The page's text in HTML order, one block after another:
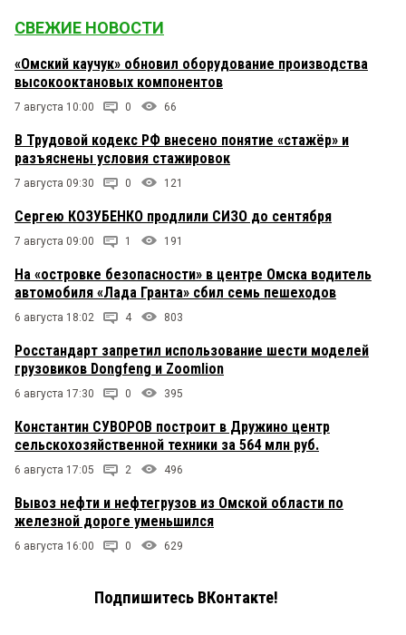
СВЕЖИЕ НОВОСТИ
«Омский каучук» обновил оборудование производства
высокооктановых компонентов
7 августа 10:00 0 66
В Трудовой кодекс РФ внесено понятие «стажёр» и
разъяснены условия стажировок
7 августа 09:30 0 121
Сергею КОЗУБЕНКО продлили СИЗО до сентября
7 августа 09:00 1 191
На «островке безопасности» в центре Омска водитель
автомобиля «Лада Гранта» сбил семь пешеходов
6 августа 18:02 4 803
Росстандарт запретил использование шести моделей
грузовиков Dongfeng и Zoomlion
6 августа 17:30 0 395
Константин СУВОРОВ построит в Дружино центр
сельскохозяйственной техники за 564 млн руб.
6 августа 17:05 2 496
Вывоз нефти и нефтегрузов из Омской области по
железной дороге уменьшился
6 августа 16:00 0 629
Подпишитесь ВКонтакте!